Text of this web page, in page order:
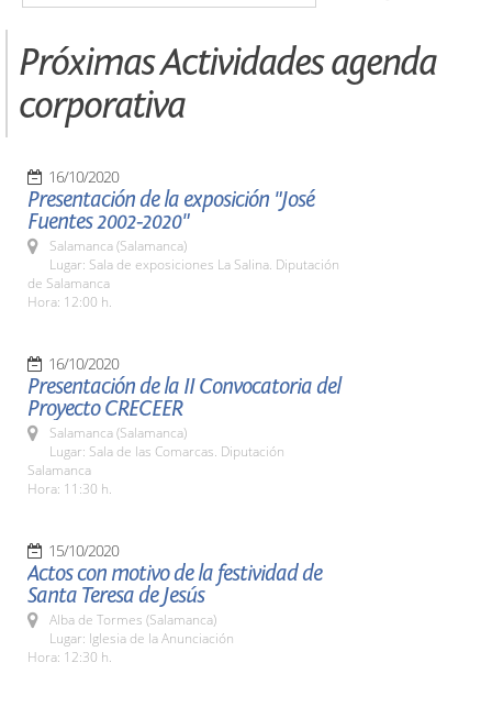
Próximas Actividades agenda
corporativa
16/10/2020
Presentación de la exposición "José
Fuentes 2002-2020"
Salamanca (Salamanca)
Lugar: Sala de exposiciones La Salina. Diputación
de Salamanca
Hora: 12:00 h.
16/10/2020
Presentación de la II Convocatoria del
Proyecto CRECEER
Salamanca (Salamanca)
Lugar: Sala de las Comarcas. Diputación
Salamanca
Hora: 11:30 h.
15/10/2020
Actos con motivo de la festividad de
Santa Teresa de Jesús
Alba de Tormes (Salamanca)
Lugar: Iglesia de la Anunciación
Hora: 12:30 h.